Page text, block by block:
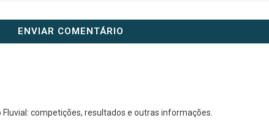
competições, resultados e outras informações.